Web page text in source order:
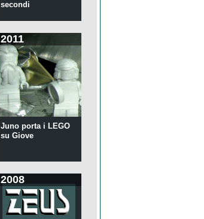
secondi
2011
Juno porta i LEGO
su Giove
2008